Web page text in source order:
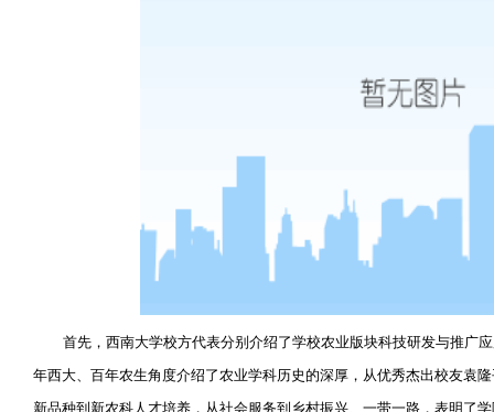
首先，西南大学校方代表分别介绍了学校农业版块科技研发与推广
年西大、百年农生角度介绍了农业学科历史的深厚，从优秀杰出校友袁
新品种到新农科人才培养，从社会服务到乡村振兴、一带一路，表明了